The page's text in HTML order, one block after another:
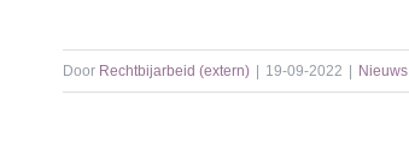
Door Rechtbijarbeid (extern) 19-09-2022 Nieuws